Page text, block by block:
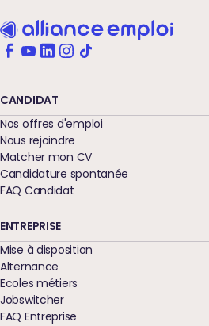
CANDIDAT
Nos offres d'emploi
Nous rejoindre
Matcher mon CV
Candidature spontanée
FAQ Candidat
ENTREPRISE
Mise à disposition
Alternance
Ecoles métiers
Jobswitcher
FAQ Entreprise